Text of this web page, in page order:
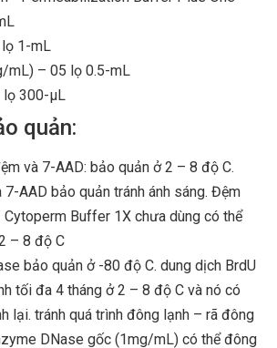
1-mL
mL) – 05 lọ 0.5-mL
lọ 300-µL
quản:
và 7-AAD: bảo quản ở 2 – 8 độ C.
7-AAD bảo quản tránh ánh sáng. Đệm
Cytoperm Buffer 1X chưa dùng có thể
– 8 độ C
bảo quản ở -80 độ C. dung dịch BrdU
tối đa 4 tháng ở 2 – 8 độ C và nó có
lại. tránh quá trình đông lạnh – rã đông
DNase gốc (1mg/mL) có thể đông